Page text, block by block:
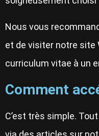
Nous vous
et de visiter notre site
curriculum vitae à un
Comment
C’est très simple.